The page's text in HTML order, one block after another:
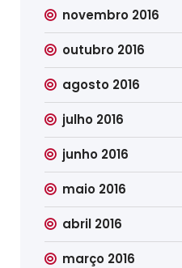
novembro 2016
outubro 2016
agosto 2016
julho 2016
junho 2016
maio 2016
abril 2016
março 2016